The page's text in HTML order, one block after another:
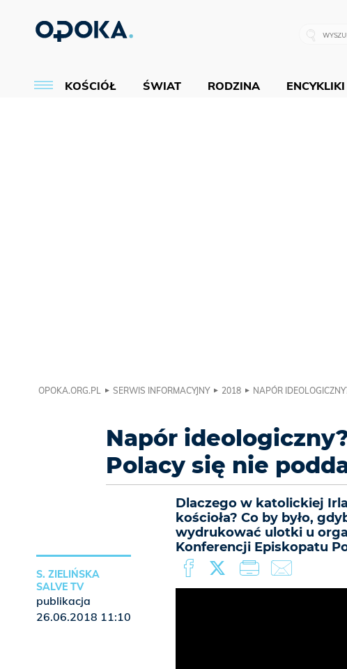
KOŚCIÓŁ ŚWIAT RODZINA
OPOKA.ORG.PL SERWIS INFORMACYJNY 2018 NAPÓR
Napór
Polacy się nie
Dlaczego w katolickiej
kościoła? Co by było,
wydrukować ulotki u
Konferencji Episkopatu
S. ZIELIŃSKA
SALVE TV
publikacja
26.06.2018 11:10